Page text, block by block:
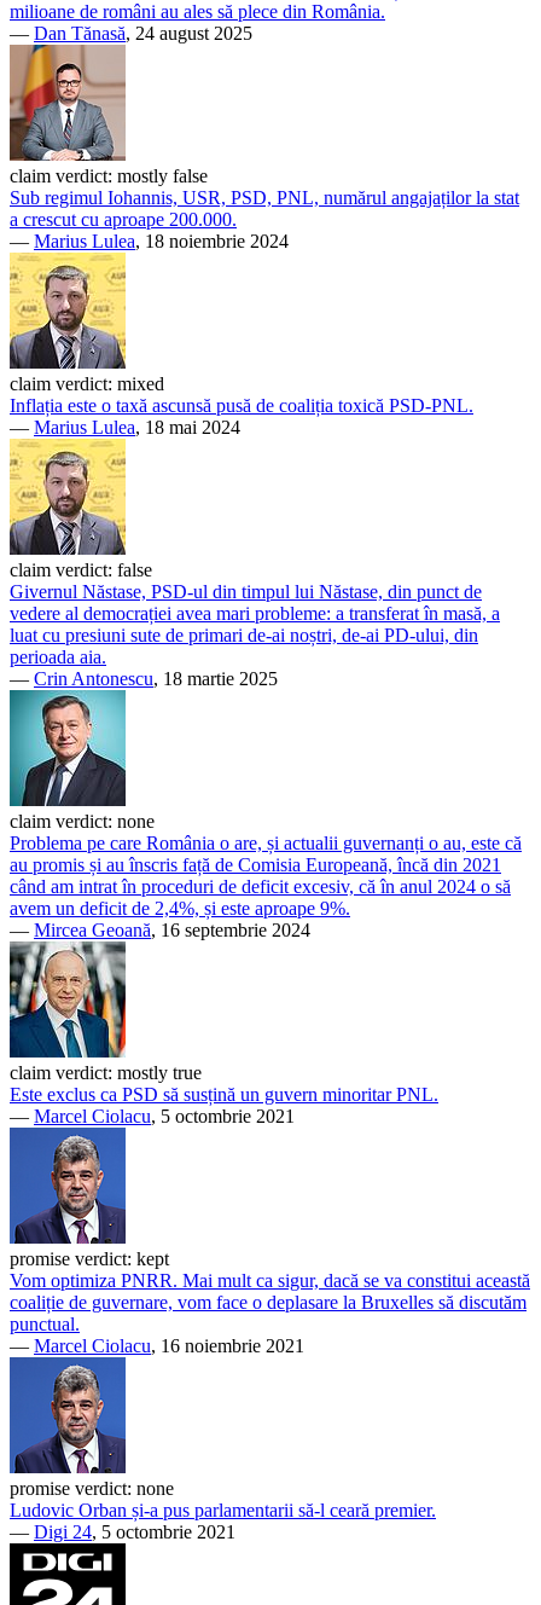
milioane de români au ales să plece din România.
— Dan Tănasă, 24 august 2025
claim verdict: mostly false
Sub regimul Iohannis, USR, PSD, PNL, numărul angajaților la stat
a crescut cu aproape 200.000.
— Marius Lulea, 18 noiembrie 2024
claim verdict: mixed
Inflația este o taxă ascunsă pusă de coaliția toxică PSD-PNL.
— Marius Lulea, 18 mai 2024
claim verdict: false
Givernul Năstase, PSD-ul din timpul lui Năstase, din punct de
vedere al democrației avea mari probleme: a transferat în masă, a
luat cu presiuni sute de primari de-ai noștri, de-ai PD-ului, din
perioada aia.
— Crin Antonescu, 18 martie 2025
claim verdict: none
Problema pe care România o are, și actualii guvernanți o au, este că
au promis și au înscris față de Comisia Europeană, încă din 2021
când am intrat în proceduri de deficit excesiv, că în anul 2024 o să
avem un deficit de 2,4%, și este aproape 9%.
— Mircea Geoană, 16 septembrie 2024
claim verdict: mostly true
Este exclus ca PSD să susțină un guvern minoritar PNL.
— Marcel Ciolacu, 5 octombrie 2021
promise verdict: kept
Vom optimiza PNRR. Mai mult ca sigur, dacă se va constitui această
coaliție de guvernare, vom face o deplasare la Bruxelles să discutăm
punctual.
— Marcel Ciolacu, 16 noiembrie 2021
promise verdict: none
Ludovic Orban și-a pus parlamentarii să-l ceară premier.
— Digi 24, 5 octombrie 2021